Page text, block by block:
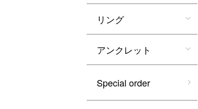
リング
アンクレット
Special order